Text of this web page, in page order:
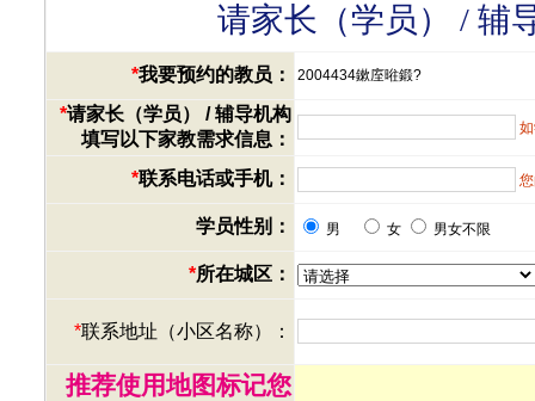
请家长（学员） / 辅
*我要预约的教员： 2004434鏉庢暀鍛?
*请家长（学员） / 辅导机构
填写以下家教需求信息：
*联系电话或手机：
学员性别： 男 女 男女不限
*所在城区：
*联系地址（小区名称）：
推荐使用地图标记您